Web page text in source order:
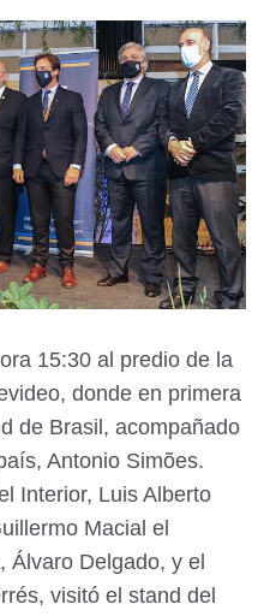
15:30 al predio de la
donde en primera
de Brasil, acompañado
Antonio Simões.
Interior, Luis Alberto
Macial el
Álvaro Delgado, y el
visitó el stand del